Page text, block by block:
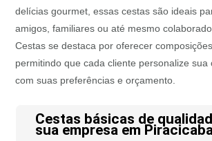
delícias gourmet, essas cestas são ideais
amigos, familiares ou até mesmo
Cestas se destaca por oferecer
permitindo que cada cliente personalize sua
com suas preferências e orçamento.
Cestas básicas de
sua empresa em